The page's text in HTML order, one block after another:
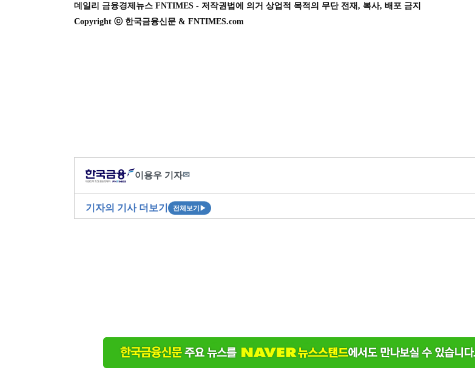
데일리 금융경제뉴스 FNTIMES - 저작권법에 의거 상업적 목적의 무단 전재, 복사, 배포 금지
Copyright ⓒ 한국금융신문 & FNTIMES.com
이용우 기자✉
기자의 기사 더보기 전체보기 ▶